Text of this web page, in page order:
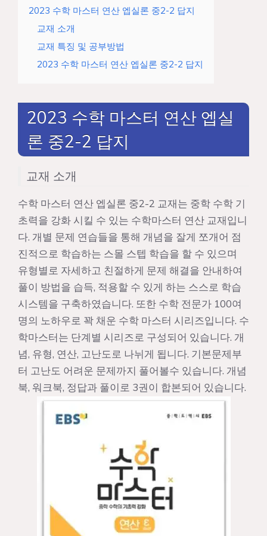
2023 수학 마스터 연산 엡실론 중2-2 답지
교재 소개
교재 특징 및 공부방법
2023 수학 마스터 연산 엡실론 중2-2 답지
2023 수학 마스터 연산 엡실
론 중2-2 답지
교재 소개
수학 마스터 연산 엡실론 중2-2 교재는 중학 수학 기
초력을 강화 시킬 수 있는 수학마스터 연산 교재입니
다. 개별 문제 연습들을 통해 개념을 잘게 쪼개어 점
진적으로 학습하는 스몰 스텝 학습을 할 수 있으며
유형별로 자세하고 친절하게 문제 해결을 안내하여
풀이 방법을 습득, 적용할 수 있게 하는 스스로 학습
시스템을 구축하였습니다. 또한 수학 전문가 100여
명의 노하우로 꽉 채운 수학 마스터 시리즈입니다. 수
학마스터는 단계별 시리즈로 구성되어 있습니다. 개
념, 유형, 연산, 고난도로 나뉘게 됩니다. 기본문제부
터 고난도 어려운 문제까지 풀어볼수 있습니다. 개념
북, 워크북, 정답과 풀이로 3권이 합본되어 있습니다.